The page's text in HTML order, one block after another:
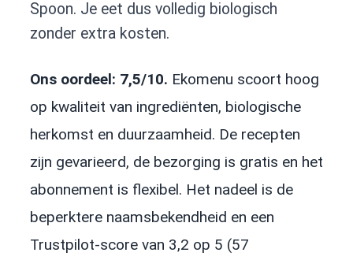
Spoon. Je eet dus volledig biologisch
zonder extra kosten.
Ons oordeel: 7,5/10. Ekomenu scoort hoog
op kwaliteit van ingrediënten, biologische
herkomst en duurzaamheid. De recepten
zijn gevarieerd, de bezorging is gratis en het
abonnement is flexibel. Het nadeel is de
beperktere naamsbekendheid en een
Trustpilot-score van 3,2 op 5 (57